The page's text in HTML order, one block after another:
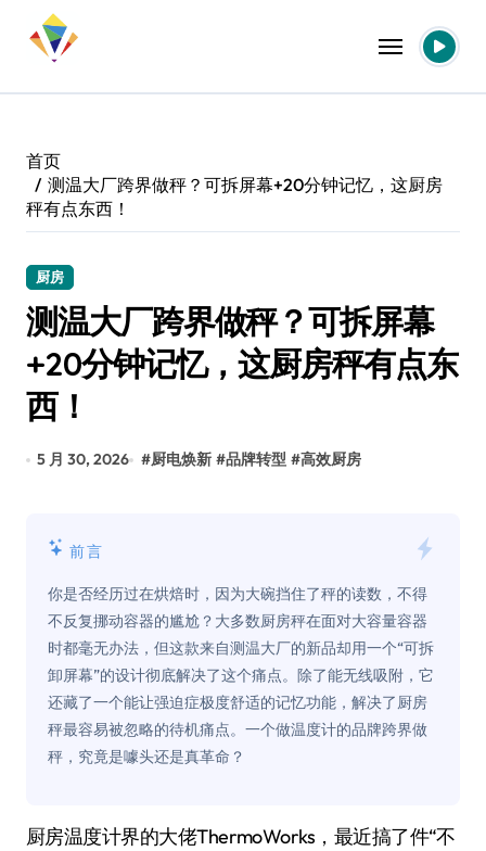
首页
测温大厂跨界做秤？可拆屏幕+20分钟记忆，这厨房
秤有点东西！
厨房
测温大厂跨界做秤？可拆屏幕
+20分钟记忆，这厨房秤有点东
西！
5 月 30, 2026 #厨电焕新 #品牌转型 #高效厨房
前言
你是否经历过在烘焙时，因为大碗挡住了秤的读数，不得
不反复挪动容器的尴尬？大多数厨房秤在面对大容量容器
时都毫无办法，但这款来自测温大厂的新品却用一个“可拆
卸屏幕”的设计彻底解决了这个痛点。除了能无线吸附，它
还藏了一个能让强迫症极度舒适的记忆功能，解决了厨房
秤最容易被忽略的待机痛点。一个做温度计的品牌跨界做
秤，究竟是噱头还是真革命？
厨房温度计界的大佬ThermoWorks，最近搞了件“不